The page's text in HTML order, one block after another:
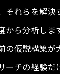
それらを解
から分析しま
の仮説構築が
ーチの経験